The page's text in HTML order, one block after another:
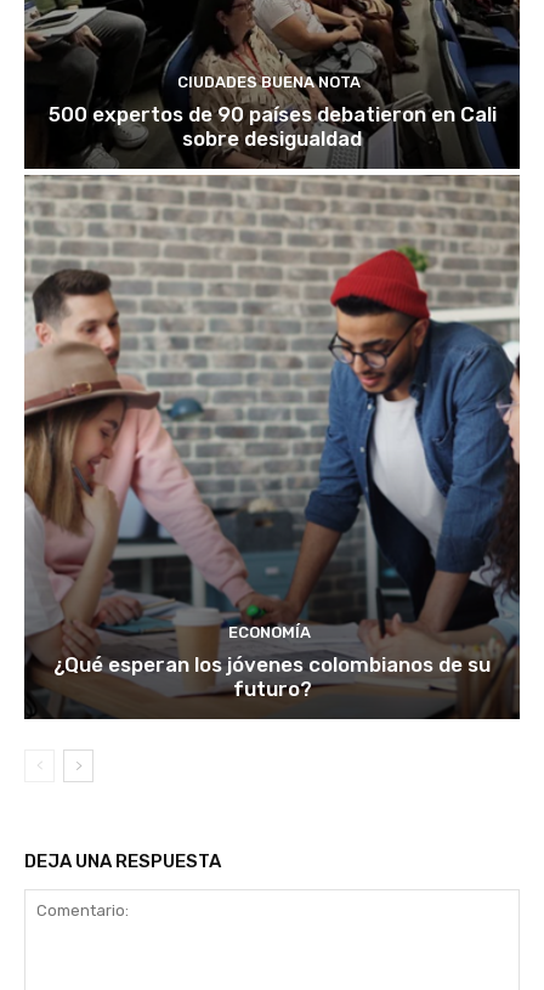
CIUDADES BUENA NOTA
500 expertos de 90 países debatieron en Cali
sobre desigualdad
ECONOMÍA
¿Qué esperan los jóvenes colombianos de su
futuro?
DEJA UNA RESPUESTA